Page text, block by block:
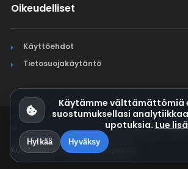
Oikeudelliset
Käyttöehdot
Tietosuojakäytäntö
© Jura Synchro 2015-2026. Kaikki oikeudet
Käyttöehdot Tietosuojakäytäntö
Käytämme välttämättömiä
suostumuksellasi
upotuksia. Lue
Hylkää Hyväksy